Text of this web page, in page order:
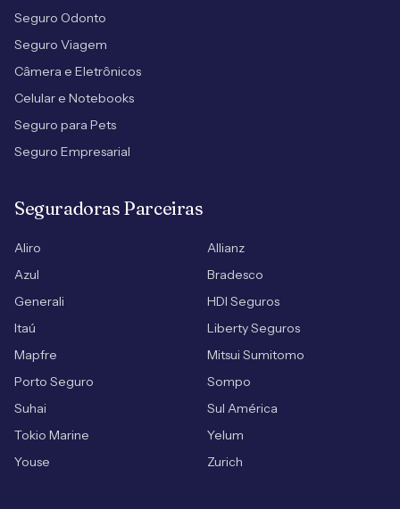
Seguro Odonto
Seguro Viagem
Câmera e Eletrônicos
Celular e Notebooks
Seguro para Pets
Seguro Empresarial
Seguradoras Parceiras
Aliro
Allianz
Azul
Bradesco
Generali
HDI Seguros
Itaú
Liberty Seguros
Mapfre
Mitsui Sumitomo
Porto Seguro
Sompo
Suhai
Sul América
Tokio Marine
Yelum
Youse
Zurich